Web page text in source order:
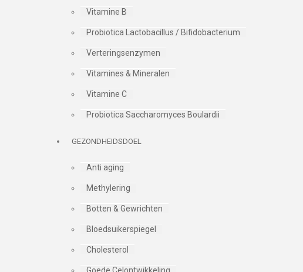
Vitamine B
Probiotica Lactobacillus / Bifidobacterium
Verteringsenzymen
Vitamines & Mineralen
Vitamine C
Probiotica Saccharomyces Boulardii
GEZONDHEIDSDOEL
Anti aging
Methylering
Botten & Gewrichten
Bloedsuikerspiegel
Cholesterol